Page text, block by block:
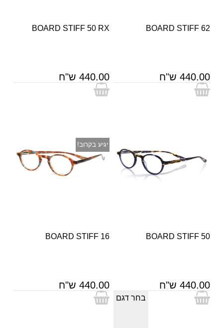
BOARD STIFF 62
440.00 ש"ח
BOARD STIFF 50 RX
440.00 ש"ח
BOARD STIFF 50
440.00 ש"ח
בחר דגם
יגיע בקרוב!
BOARD STIFF 16
440.00 ש"ח